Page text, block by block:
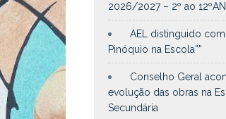
2026/2027 – 2º ao
AEL distinguido
Pinóquio na Escola””
Conselho Geral
evolução das obras na
Secundária